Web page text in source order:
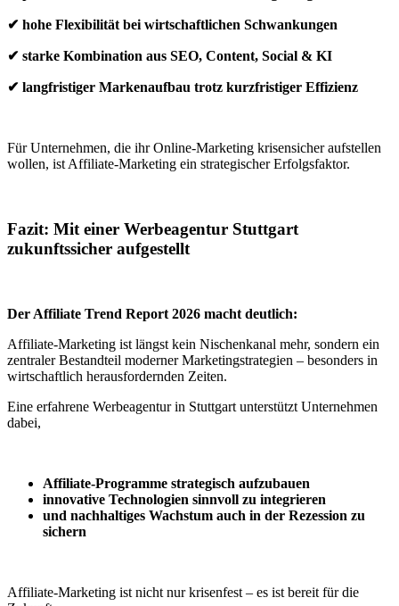
✔ hohe Flexibilität bei wirtschaftlichen Schwankungen
✔ starke Kombination aus SEO, Content, Social & KI
✔ langfristiger Markenaufbau trotz kurzfristiger Effizienz
Für Unternehmen, die ihr Online-Marketing krisensicher aufstellen
wollen, ist Affiliate-Marketing ein strategischer Erfolgsfaktor.
Fazit: Mit einer Werbeagentur Stuttgart
zukunftssicher aufgestellt
Der Affiliate Trend Report 2026 macht deutlich:
Affiliate-Marketing ist längst kein Nischenkanal mehr, sondern ein
zentraler Bestandteil moderner Marketingstrategien – besonders in
wirtschaftlich herausfordernden Zeiten.
Eine erfahrene Werbeagentur in Stuttgart unterstützt Unternehmen
dabei,
Affiliate-Programme strategisch aufzubauen
innovative Technologien sinnvoll zu integrieren
und nachhaltiges Wachstum auch in der Rezession zu
sichern
Affiliate-Marketing ist nicht nur krisenfest – es ist bereit für die